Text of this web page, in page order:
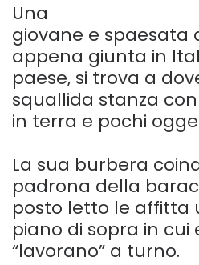
Una
giovane e spaesata
appena giunta in
paese, si trova a
squallida stanza
in terra e pochi
La sua burbera
padrona della
posto letto le affitta
piano di sopra in
“lavorano” a turno.